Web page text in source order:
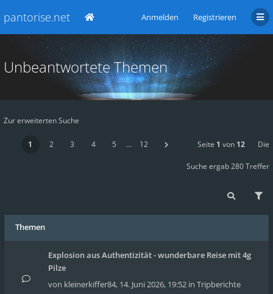
pantorise.net Anmelden Registrieren
Unbeantwortete Themen
Zur erweiterten Suche
1 2 3 4 5 … 12 Seite 1 von 12 Die
Suche ergab 280 Treffer
Themen
Explosion aus Authentizität - wunderbare Reise mit 4g
Pilze
von kleinerkiffer84, 14. Juni 2026, 19:52 in Tripberichte